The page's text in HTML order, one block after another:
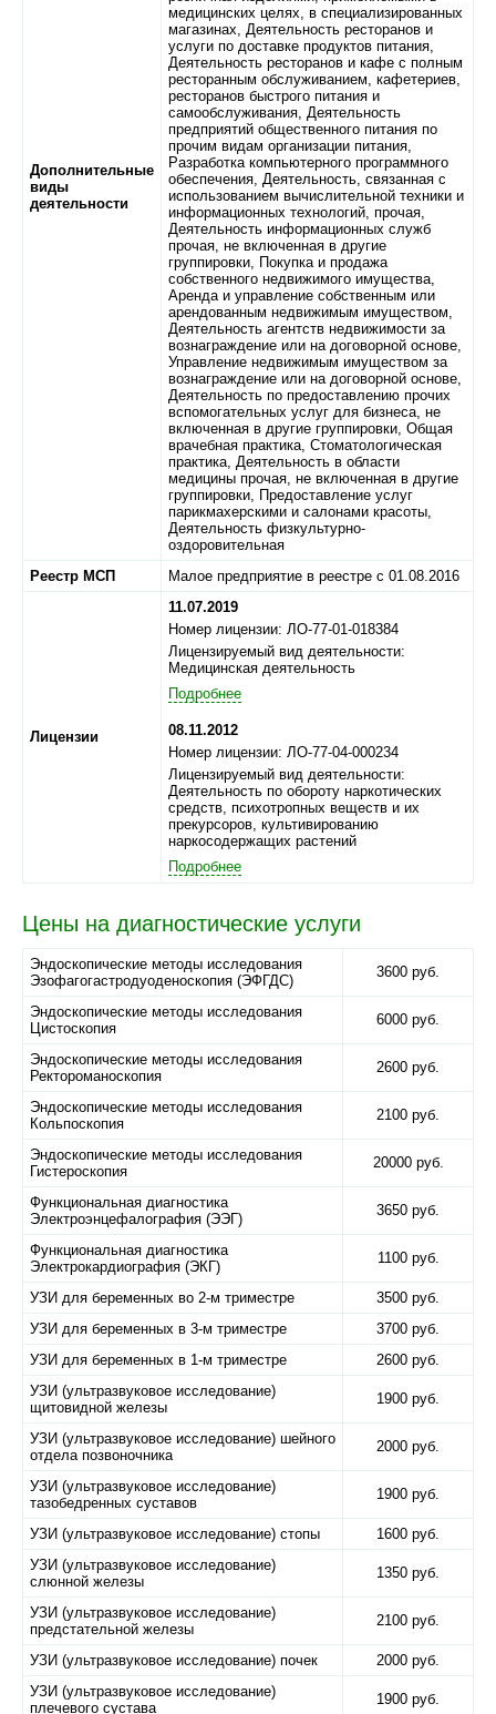
Дополнительные
виды
деятельности
медицинских целях, в специализированных
магазинах, Деятельность ресторанов и
услуги по доставке продуктов питания,
Деятельность ресторанов и кафе с полным
ресторанным обслуживанием, кафетериев,
ресторанов быстрого питания и
самообслуживания, Деятельность
предприятий общественного питания по
прочим видам организации питания,
Разработка компьютерного программного
обеспечения, Деятельность, связанная с
использованием вычислительной техники и
информационных технологий, прочая,
Деятельность информационных служб
прочая, не включенная в другие
группировки, Покупка и продажа
собственного недвижимого имущества,
Аренда и управление собственным или
арендованным недвижимым имуществом,
Деятельность агентств недвижимости за
вознаграждение или на договорной основе,
Управление недвижимым имуществом за
вознаграждение или на договорной основе,
Деятельность по предоставлению прочих
вспомогательных услуг для бизнеса, не
включенная в другие группировки, Общая
врачебная практика, Стоматологическая
практика, Деятельность в области
медицины прочая, не включенная в другие
группировки, Предоставление услуг
парикмахерскими и салонами красоты,
Деятельность физкультурно-
оздоровительная
Реестр МСП
Малое предприятие в реестре с 01.08.2016
Лицензии
11.07.2019
Номер лицензии: ЛО-77-01-018384
Лицензируемый вид деятельности:
Медицинская деятельность
Подробнее
08.11.2012
Номер лицензии: ЛО-77-04-000234
Лицензируемый вид деятельности:
Деятельность по обороту наркотических
средств, психотропных веществ и их
прекурсоров, культивированию
наркосодержащих растений
Подробнее
Цены на диагностические услуги
Эндоскопические методы исследования
Эзофагогастродуоденоскопия (ЭФГДС)
3600 руб.
Эндоскопические методы исследования
Цистоскопия
6000 руб.
Эндоскопические методы исследования
Ректороманоскопия
2600 руб.
Эндоскопические методы исследования
Кольпоскопия
2100 руб.
Эндоскопические методы исследования
Гистероскопия
20000 руб.
Функциональная диагностика
Электроэнцефалография (ЭЭГ)
3650 руб.
Функциональная диагностика
Электрокардиография (ЭКГ)
1100 руб.
УЗИ для беременных во 2-м триместре
3500 руб.
УЗИ для беременных в 3-м триместре
3700 руб.
УЗИ для беременных в 1-м триместре
2600 руб.
УЗИ (ультразвуковое исследование)
щитовидной железы
1900 руб.
УЗИ (ультразвуковое исследование) шейного
отдела позвоночника
2000 руб.
УЗИ (ультразвуковое исследование)
тазобедренных суставов
1900 руб.
УЗИ (ультразвуковое исследование) стопы
1600 руб.
УЗИ (ультразвуковое исследование)
слюнной железы
1350 руб.
УЗИ (ультразвуковое исследование)
предстательной железы
2100 руб.
УЗИ (ультразвуковое исследование) почек
2000 руб.
УЗИ (ультразвуковое исследование)
плечевого сустава
1900 руб.